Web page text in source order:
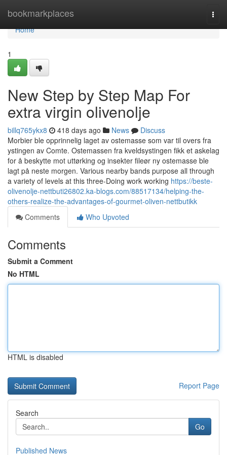
bookmarkplaces
Home
Home
1
New Step by Step Map For
extra virgin olivenolje
billq765ykx8 418 days ago News
Discuss
Morbier ble opprinnelig laget av ostemasse som var til overs fra
ystingen av Comte. Ostemassen fra kveldsystingen fikk et askelag
for å beskytte mot uttørking og insekter fileør ny ostemasse ble
lagt på neste morgen. Various nearby bands purpose all through
a variety of levels at this three-Doing work working https://beste-
olivenolje-nettbuti26802.ka-blogs.com/88517134/helping-the-
others-realize-the-advantages-of-gourmet-oliven-nettbutikk
Comments
Who Upvoted
Comments
Submit a Comment
No HTML
HTML is disabled
Report Page
Search
Go
Published News